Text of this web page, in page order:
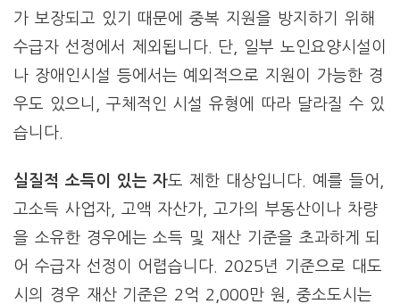
가 보장되고 있기 때문에 중복 지원을 방지하기 위해
수급자 선정에서 제외됩니다. 단, 일부 노인요양시설이
나 장애인시설 등에서는 예외적으로 지원이 가능한 경
우도 있으니, 구체적인 시설 유형에 따라 달라질 수 있
습니다.
실질적 소득이 있는 자도 제한 대상입니다. 예를 들어,
고소득 사업자, 고액 자산가, 고가의 부동산이나 차량
을 소유한 경우에는 소득 및 재산 기준을 초과하게 되
어 수급자 선정이 어렵습니다. 2025년 기준으로 대도
시의 경우 재산 기준은 2억 2,000만 원, 중소도시는